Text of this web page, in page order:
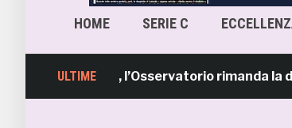
HOME SERIE C
ULTIME
Pescara-Samb, l’Osservatorio rimanda la